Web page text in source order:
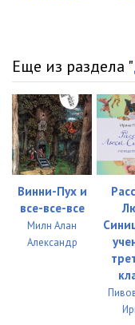
Еще из раздела "
Винни-Пух и
все-все-все
Милн Алан
Александр